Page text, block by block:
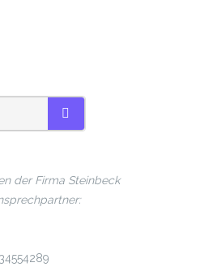
SUCHEN
der Firma Steinbeck